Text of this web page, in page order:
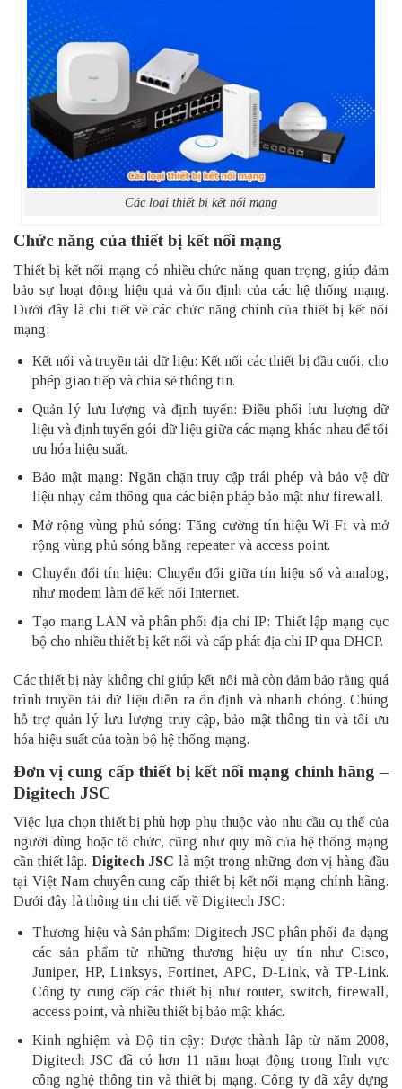
Các loại thiết bị kết nối mạng
Chức năng của thiết bị kết nối mạng
Thiết bị kết nối mạng có nhiều chức năng quan trọng, giúp đảm
bảo sự hoạt động hiệu quả và ổn định của các hệ thống mạng.
Dưới đây là chi tiết về các chức năng chính của thiết bị kết nối
mạng:
Kết nối và truyền tải dữ liệu: Kết nối các thiết bị đầu cuối, cho
phép giao tiếp và chia sẻ thông tin.
Quản lý lưu lượng và định tuyến: Điều phối lưu lượng dữ
liệu và định tuyến gói dữ liệu giữa các mạng khác nhau để tối
ưu hóa hiệu suất.
Bảo mật mạng: Ngăn chặn truy cập trái phép và bảo vệ dữ
liệu nhạy cảm thông qua các biện pháp bảo mật như firewall.
Mở rộng vùng phủ sóng: Tăng cường tín hiệu Wi-Fi và mở
rộng vùng phủ sóng bằng repeater và access point.
Chuyển đổi tín hiệu: Chuyển đổi giữa tín hiệu số và analog,
như modem làm để kết nối Internet.
Tạo mạng LAN và phân phối địa chỉ IP: Thiết lập mạng cục
bộ cho nhiều thiết bị kết nối và cấp phát địa chỉ IP qua DHCP.
Các thiết bị này không chỉ giúp kết nối mà còn đảm bảo rằng quá
trình truyền tải dữ liệu diễn ra ổn định và nhanh chóng. Chúng
hỗ trợ quản lý lưu lượng truy cập, bảo mật thông tin và tối ưu
hóa hiệu suất của toàn bộ hệ thống mạng.
Đơn vị cung cấp thiết bị kết nối mạng chính hãng –
Digitech JSC
Việc lựa chọn thiết bị phù hợp phụ thuộc vào nhu cầu cụ thể của
người dùng hoặc tổ chức, cũng như quy mô của hệ thống mạng
cần thiết lập. Digitech JSC là một trong những đơn vị hàng đầu
tại Việt Nam chuyên cung cấp thiết bị kết nối mạng chính hãng.
Dưới đây là thông tin chi tiết về Digitech JSC:
Thương hiệu và Sản phẩm: Digitech JSC phân phối đa dạng
các sản phẩm từ những thương hiệu uy tín như Cisco,
Juniper, HP, Linksys, Fortinet, APC, D-Link, và TP-Link.
Công ty cung cấp các thiết bị như router, switch, firewall,
access point, và nhiều thiết bị bảo mật khác.
Kinh nghiệm và Độ tin cậy: Được thành lập từ năm 2008,
Digitech JSC đã có hơn 11 năm hoạt động trong lĩnh vực
công nghệ thông tin và thiết bị mạng. Công ty đã xây dựng